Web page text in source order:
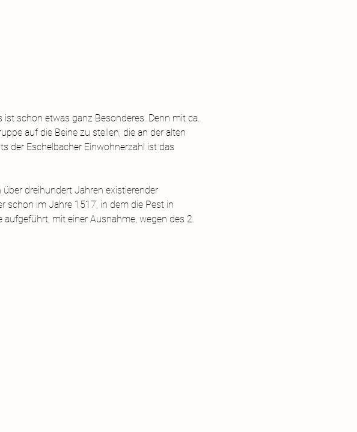
ist schon etwas ganz Besonderes. Denn mit ca.
auf die Beine zu stellen, die an der alten
der Eschelbacher Einwohnerzahl ist das
dreihundert Jahren existierender
schon im Jahre 1517, in dem die Pest in
mit einer Ausnahme, wegen des 2.